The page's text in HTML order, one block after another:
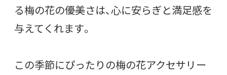
る梅の花の優美さは、心に安らぎと満足感を
与えてくれます。
この季節にぴったりの梅の花アクセサリー